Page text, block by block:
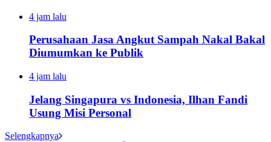
4 jam lalu
Perusahaan Jasa Angkut Sampah Nakal Bakal
Diumumkan ke Publik
4 jam lalu
Jelang Singapura vs Indonesia, Ilhan Fandi
Usung Misi Personal
Selengkapnya